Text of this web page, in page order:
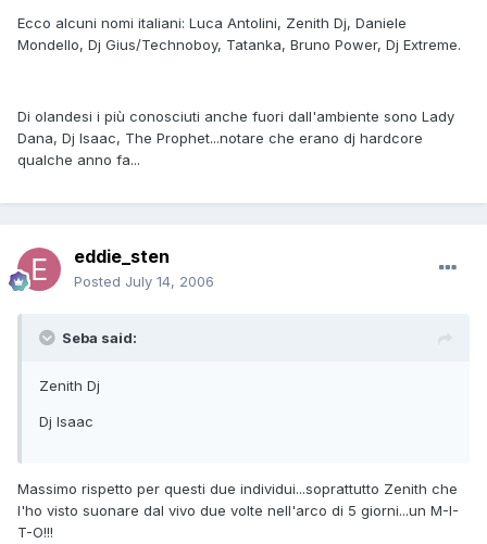
Ecco alcuni nomi italiani: Luca Antolini, Zenith Dj, Daniele
Mondello, Dj Gius/Technoboy, Tatanka, Bruno Power, Dj Extreme.
Di olandesi i più conosciuti anche fuori dall'ambiente sono Lady
Dana, Dj Isaac, The Prophet...notare che erano dj hardcore
qualche anno fa...
eddie_sten
Posted July 14, 2006
Seba said:
Zenith Dj
Dj Isaac
Massimo rispetto per questi due individui...soprattutto Zenith che
l'ho visto suonare dal vivo due volte nell'arco di 5 giorni...un M-I-
T-O!!!